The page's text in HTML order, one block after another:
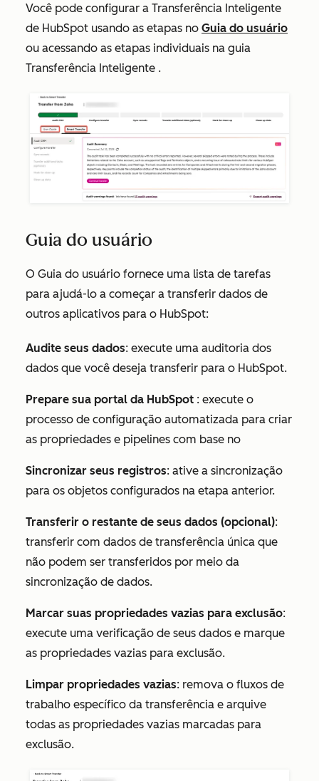
Você pode configurar a Transferência Inteligente
de HubSpot usando as etapas no Guia do usuário
ou acessando as etapas individuais na guia
Transferência Inteligente .
Guia do usuário
O Guia do usuário fornece uma lista de tarefas
para ajudá-lo a começar a transferir dados de
outros aplicativos para o HubSpot:
Audite seus dados: execute uma auditoria dos
dados que você deseja transferir para o HubSpot.
Prepare sua portal da HubSpot : execute o
processo de configuração automatizada para criar
as propriedades e pipelines com base no
Sincronizar seus registros: ative a sincronização
para os objetos configurados na etapa anterior.
Transferir o restante de seus dados (opcional):
transferir com dados de transferência única que
não podem ser transferidos por meio da
sincronização de dados.
Marcar suas propriedades vazias para exclusão:
execute uma verificação de seus dados e marque
as propriedades vazias para exclusão.
Limpar propriedades vazias: remova o fluxos de
trabalho específico da transferência e arquive
todas as propriedades vazias marcadas para
exclusão.